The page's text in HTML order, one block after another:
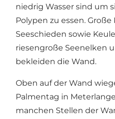
niedrig Wasser sind um
Polypen zu essen.
Seeschieden sowie
riesengroße Seenelken
bekleiden die Wand.
Oben auf der Wand
Palmentag in
manchen Stellen der